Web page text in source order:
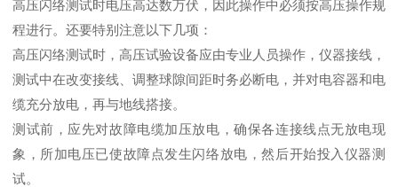
高压闪络测试时电压高达数万伏，因此操作中必须按高压操作规
程进行。还要特别注意以下几项：
高压闪络测试时，高压试验设备应由专业人员操作，仪器接线，
测试中在改变接线、调整球隙间距时务必断电，并对电容器和电
缆充分放电，再与地线搭接。
测试前，应先对故障电缆加压放电，确保各连接线点无放电现
象，所加电压已使故障点发生闪络放电，然后开始投入仪器测
试。